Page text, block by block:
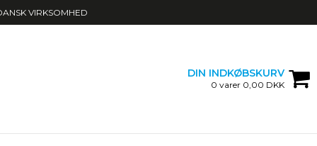
VIRKSOMHED
DIN INDKØBSKURV
0 varer 0,00 DKK